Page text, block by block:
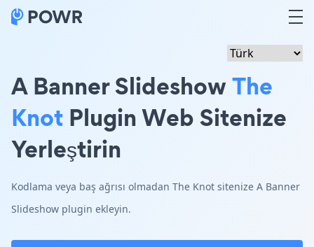
A Banner SlideshowThe
Knot Plugin Web Sitenize
Yerleştirin
Kodlama veya baş ağrısı olmadan The Knot sitenize A Banner
Slideshow plugin ekleyin.